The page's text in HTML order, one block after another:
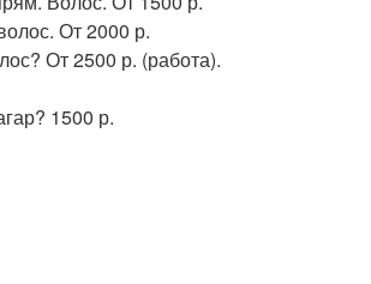
От 2000 р.
От 2500 р. (работа).
1500 р.